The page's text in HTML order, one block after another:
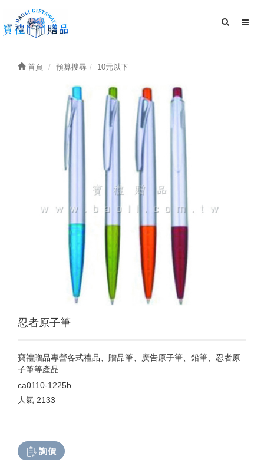
首頁 預算搜尋 10元以下
忍者原子筆
寶禮贈品專營各式禮品、贈品筆、廣告原子筆、鉛筆、忍者原
子筆等產品
ca0110-1225b
人氣 2133
詢價